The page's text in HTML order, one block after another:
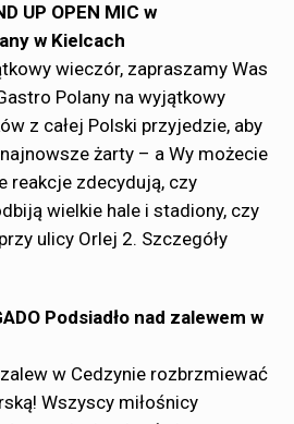
UP OPEN MIC w
w Kielcach
wieczór, zapraszamy Was
Polany na wyjątkowy
z całej Polski przyjedzie, aby
żarty – a Wy możecie
reakcje zdecydują, czy
wielkie hale i stadiony, czy
ulicy Orlej 2. Szczegóły
Podsiadło nad zalewem w
w Cedzynie rozbrzmiewać
Wszyscy miłośnicy